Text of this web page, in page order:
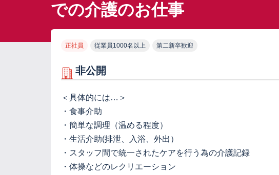
での介護のお仕事
正社員 従業員1000名以上 第二新卒歓迎
非公開
＜具体的には…＞
・食事介助
・簡単な調理（温める程度）
・生活介助(排泄、入浴、外出）
・スタッフ間で統一されたケアを行う為の介護記録
・体操などのレクリエーション